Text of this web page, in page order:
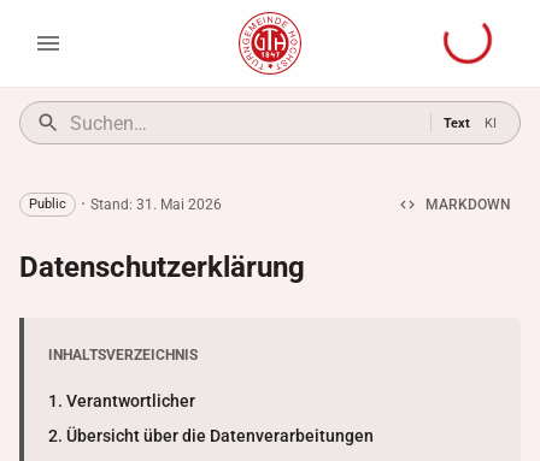
Text KI
Public · Stand: 31. Mai 2026 MARKDOWN
Datenschutzerklärung
INHALTSVERZEICHNIS
1. Verantwortlicher
2. Übersicht über die Datenverarbeitungen